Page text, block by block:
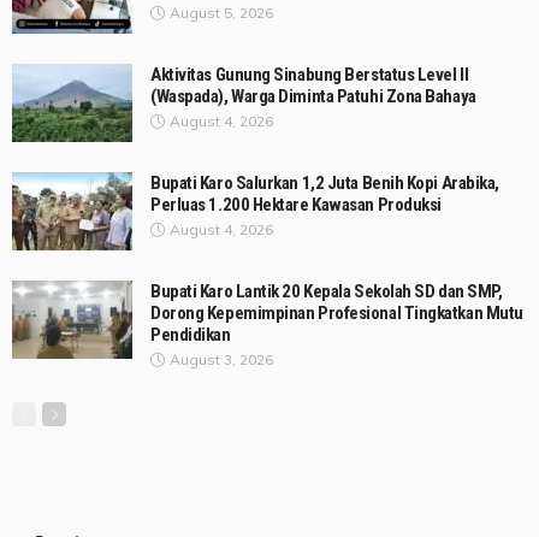
August 5, 2026
Aktivitas Gunung Sinabung Berstatus Level II
(Waspada), Warga Diminta Patuhi Zona Bahaya
August 4, 2026
Bupati Karo Salurkan 1,2 Juta Benih Kopi Arabika,
Perluas 1.200 Hektare Kawasan Produksi
August 4, 2026
Bupati Karo Lantik 20 Kepala Sekolah SD dan SMP,
Dorong Kepemimpinan Profesional Tingkatkan Mutu
Pendidikan
August 3, 2026